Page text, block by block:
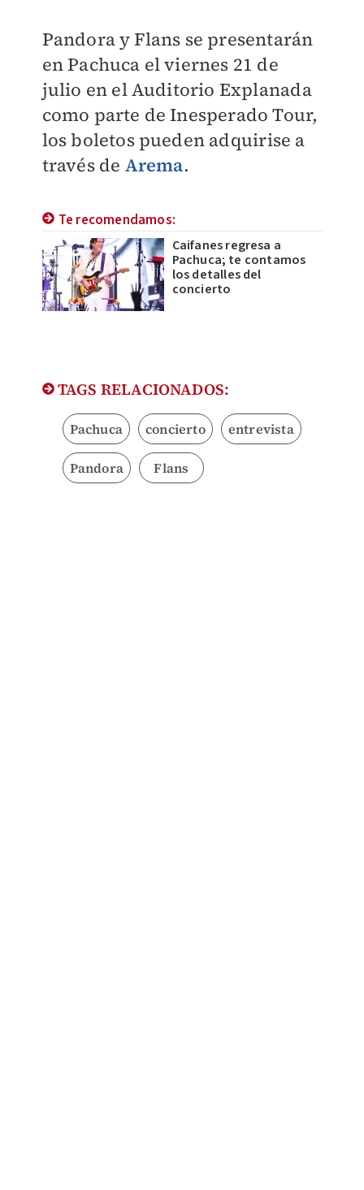
Pandora y Flans se presentarán
en Pachuca el viernes 21 de
julio en el Auditorio Explanada
como parte de Inesperado Tour,
los boletos pueden adquirise a
través de Arema.
Te recomendamos:
Caifanes regresa a
Pachuca; te contamos
los detalles del
concierto
TAGS RELACIONADOS:
Pachuca concierto entrevista
Pandora Flans